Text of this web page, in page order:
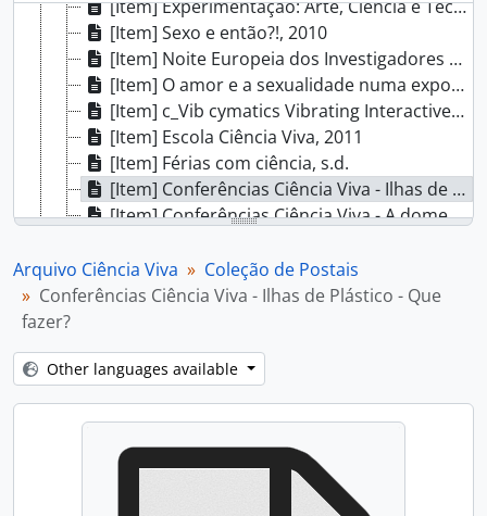
[Item] Experimentação: Arte, Ciência e Tecnologia, 2008
[Item] Sexo e então?!, 2010
[Item] Noite Europeia dos Investigadores 2013, 2013
[Item] O amor e a sexualidade numa exposição sem tabus, 2011
[Item] c_Vib cymatics Vibrating Interactive Boards, 2012
[Item] Escola Ciência Viva, 2011
[Item] Férias com ciência, s.d.
[Item] Conferências Ciência Viva - Ilhas de Plástico - Que fazer?, 2015
[Item] Conferências Ciência Viva - A domesticação: uma breve história daquilo que comemos, 2015
[Item] A Ciência é Apaixonante, 2009 - 2010
[Item] 17.º Aniversário do Pavilhão do Conhecimento, 2016
[Collection] Coleção de cartas, 1997 - 1998
[Collection] Coleção de Cartazes, 1996 - 2025
[Collection] Coleção de Folhetos, 1996 - 2023
[Collection] Coleção Multimédia, 1996 - 2023
[Collection] Coleção de Fotografias, 1996 - 2026
Arquivo Ciência Viva
Coleção de Postais
Conferências Ciência Viva - Ilhas de Plástico - Que
fazer?
Other languages available